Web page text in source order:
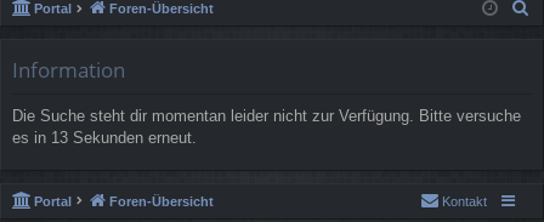
ne
rif
en
m
ist
Portal Foren-Übersicht
Information
Die Suche steht dir momentan leider nicht zur Verfügung. Bitte versuche
es in 13 Sekunden erneut.
Portal Foren-Übersicht Kontakt